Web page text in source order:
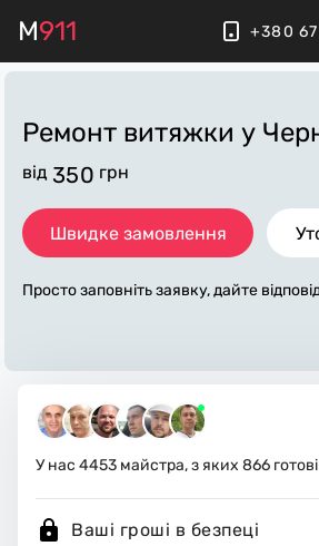
M911 +380
Ремонт витяжки у
від 350 грн
Швидке замовлення
Просто заповніть заявку, дайте
питання по «ремонт витяжки». Ми
конавці стежать за чистотою та
У нас 4453 майстра, з яких 866
Ваші гроші в безпеці